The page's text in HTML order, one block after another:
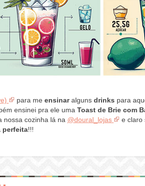
para me ensinaralguns drinkspara
ensinei pra ele uma Toast de Brie com
nossa cozinha lá na @doural_lojas e claro
perfeita!!!